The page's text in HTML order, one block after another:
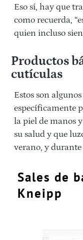
Eso sí, hay que
como recuerda,
quien incluso
Productos
cutículas
Estos son
específicamente
la piel de manos
su salud y que
verano, y durante
Sales de
Kneipp